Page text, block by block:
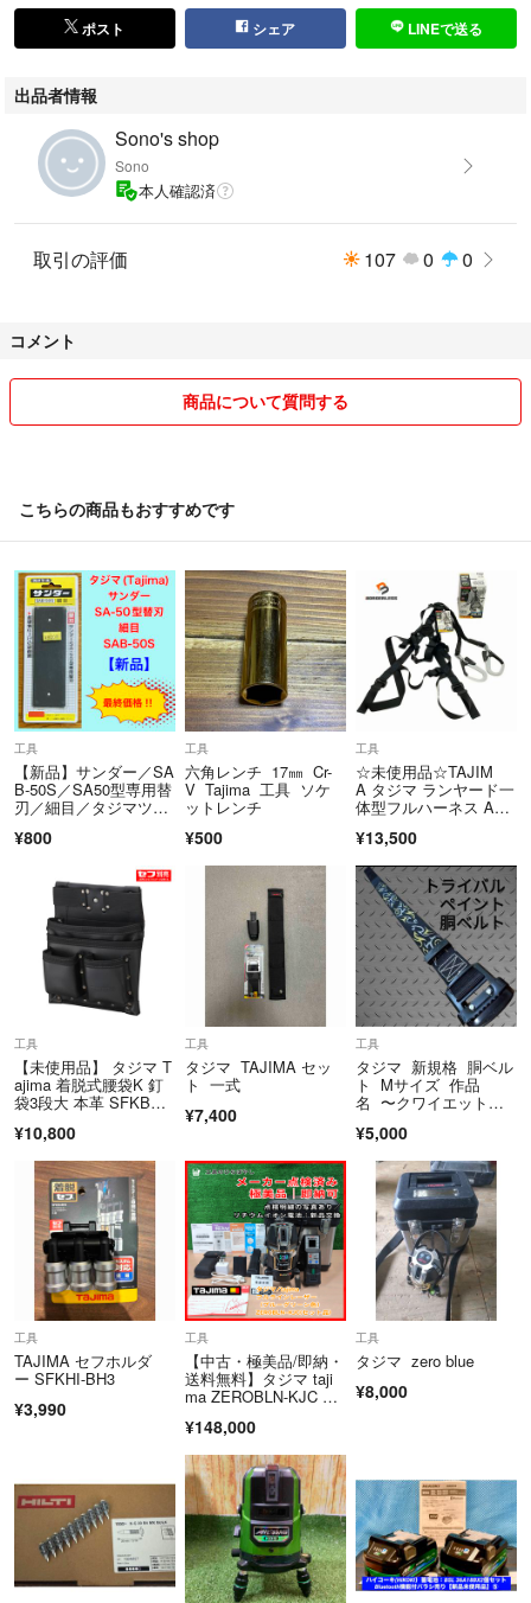
Tajima
コーデュラ
カスタム対応
シャーペン
ドリル
ドリルきり
工具差し
工具４本差し
工具差し２本
ドライバー差し
ドライバー
ペンチ
ニッパ
モンキ
ネジザウルス
腰道具
胴ベルト
工具類
工具小物
電気
設備
大工
ＤＩＹ
メンテナンス
ポスト シェア LINEで送る
出品者情報
Sono's shop
Sono
本人確認済
取引の評価 107 0 0
コメント
商品について質問する
こちらの商品もおすすめです
工具
【新品】サンダー／SA
B-50S／SA50型専用替
刃／細目／タジマツー
¥800
工具
六角レンチ 17㎜ Cr-
V Tajima 工具 ソケ
ットレンチ
¥500
工具
☆未使用品☆TAJIM
A タジマ ランヤード一
体型フルハーネス A1G
ブルランヤード Mサイ
850
¥13,500
工具
【未使用品】 タジマ T
ajima 着脱式腰袋K 釘
袋3段大 本革 SFKBK-K
袋 セフ別売 リサイク
¥10,800
工具
タジマ TAJIMA セッ
ト 一式
¥7,400
工具
タジマ 新規格 胴ベル
ト Mサイズ 作品
名 〜クワイエットラ
¥5,000
工具
TAJIMA セフホルダ
ー SFKHI-BH3
¥3,990
工具
【中古・極美品/即納・
送料無料】タジマ taji
ma ZEROBLN-KJC フ
O BLUE NAVI ジンバ
ル 3電源 高視認300 受
光器付 点検済
¥148,000
工具
タジマ zero blue
¥8,000